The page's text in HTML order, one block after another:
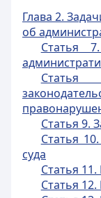
Глава 2.
об
Статья
Статья 9.
Статья
суда
Статья
Статья